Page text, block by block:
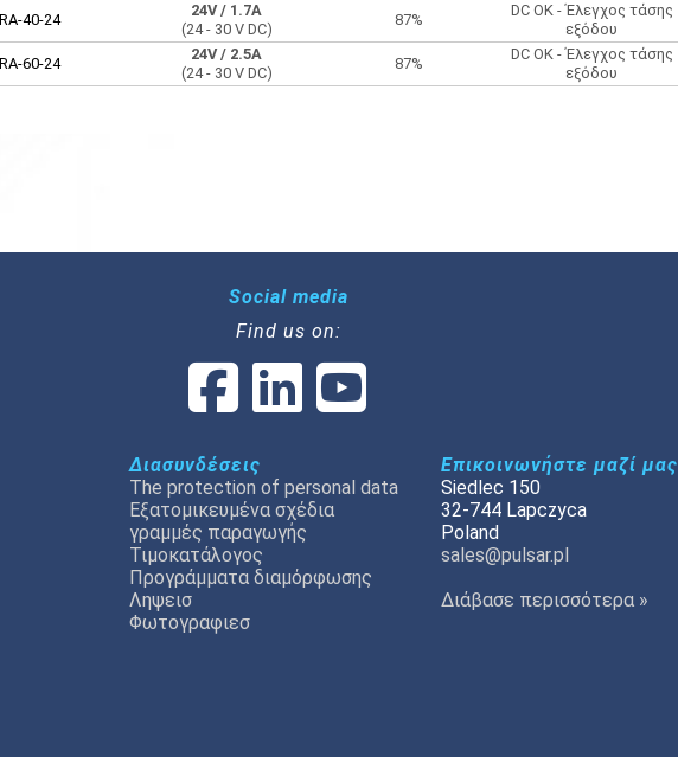
40-24
24V/ 1.7A
(24 - 30 V DC)
87%
DC OK - Έλεγχος τάσης
εξόδου
60-24
24V/ 2.5A
(24 - 30 V DC)
87%
DC OK - Έλεγχος τάσης
εξόδου
Social media
Find us on:
Διασυνδέσεις
The protection of personal data
Εξατομικευμένα σχέδια
γραμμές παραγωγής
Τιμοκατάλογος
Προγράμματα διαμόρφωσης
Ληψεισ
Φωτογραφιεσ
Επικοινωνήστε μαζί μας
Siedlec 150
32-744 Lapczyca
Poland
sales@pulsar.pl
Διάβασε περισσότερα »